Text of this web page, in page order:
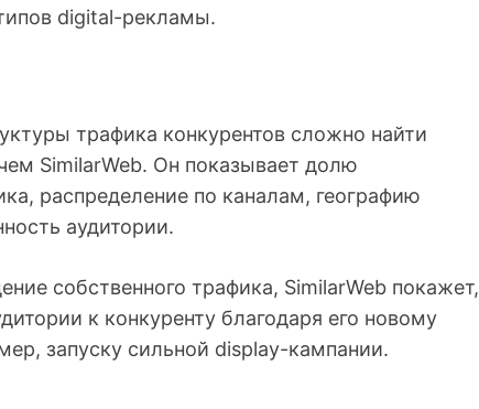
digital-рекламы.
трафика конкурентов сложно найти
SimilarWeb. Он показывает долю
распределение по каналам, географию
аудитории.
собственного трафика, SimilarWeb покажет,
к конкуренту благодаря его новому
запуску сильной display-кампании.